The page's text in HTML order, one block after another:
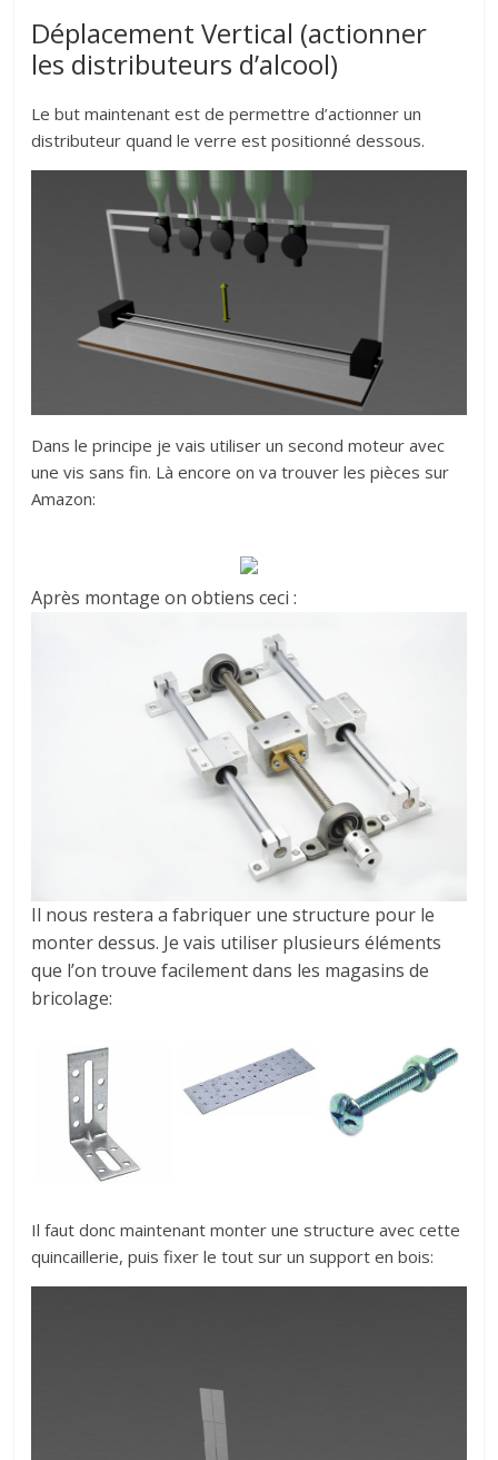
Déplacement Vertical (actionner
les distributeurs d’alcool)
Le but maintenant est de permettre d’actionner un
distributeur quand le verre est positionné dessous.
Dans le principe je vais utiliser un second moteur avec
une vis sans fin. Là encore on va trouver les pièces sur
Amazon:
Après montage on obtiens ceci :
Il nous restera a fabriquer une structure pour le
monter dessus. Je vais utiliser plusieurs éléments
que l’on trouve facilement dans les magasins de
bricolage:
Il faut donc maintenant monter une structure avec cette
quincaillerie, puis fixer le tout sur un support en bois: